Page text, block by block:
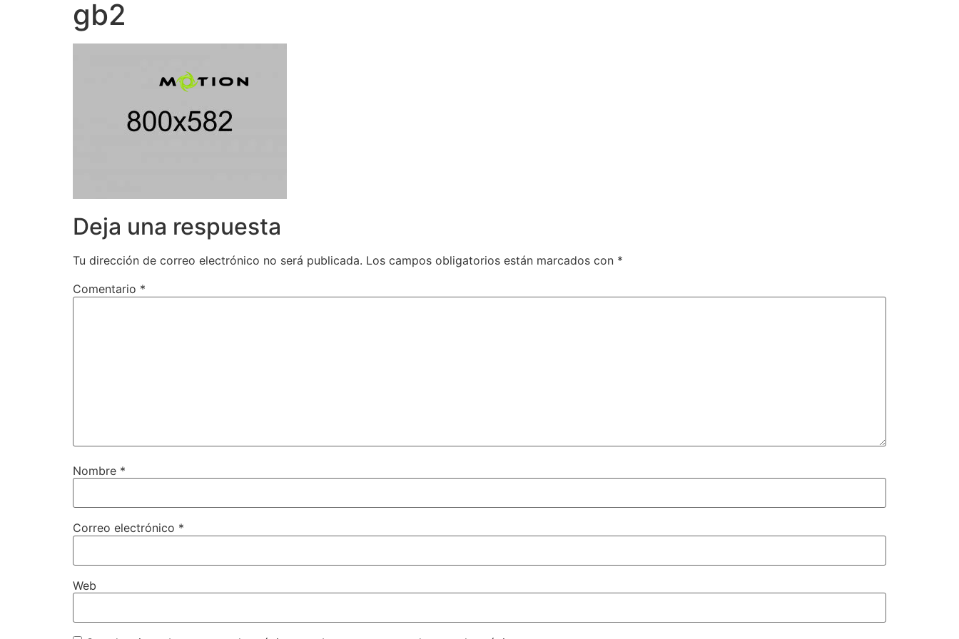
gb2
Deja una respuesta
Tu dirección de correo electrónico no será publicada. Los campos obligatorios están marcados con *
Comentario *
Nombre *
Correo electrónico *
Web